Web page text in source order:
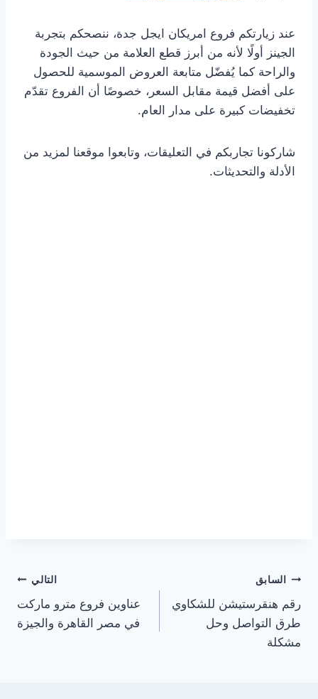
عند زيارتكم فروع امريكان ايجل جدة، ننصحكم بتجربة
الجينز أولًا لأنه من أبرز قطع العلامة من حيث الجودة
والراحة كما يُفضّل متابعة العروض الموسمية للحصول
على أفضل قيمة مقابل السعر، خصوصًا أن الفروع تقدّم
تخفيضات كبيرة على مدار العام.
شاركونا تجاربكم في التعليقات، وتابعوا موقعنا لمزيد من
الأدلة والتحديثات.
تصفّح
المقالات
السابق
رقم هنقرستيشن للشكاوي
طرق التواصل وحل
مشكلة
التالي
عناوين فروع مترو ماركت
في مصر القاهرة والجيزة